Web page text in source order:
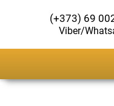
(+373) 69
Viber/